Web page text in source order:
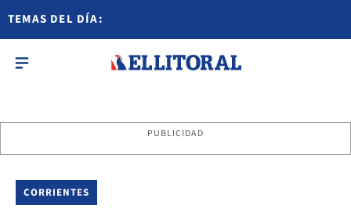
TEMAS DEL DÍA:
PUBLICIDAD
CORRIENTES